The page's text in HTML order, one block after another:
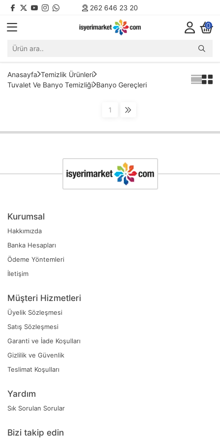
262 646 23 20
0
Anasayfa Temizlik Ürünleri
Tuvalet Ve Banyo Temizliği Banyo Gereçleri
1
Kurumsal
Hakkımızda
Banka Hesapları
Ödeme Yöntemleri
İletişim
Müşteri Hizmetleri
Üyelik Sözleşmesi
Satış Sözleşmesi
Garanti ve İade Koşulları
Gizlilik ve Güvenlik
Teslimat Koşulları
Yardım
Sık Sorulan Sorular
Bizi takip edin